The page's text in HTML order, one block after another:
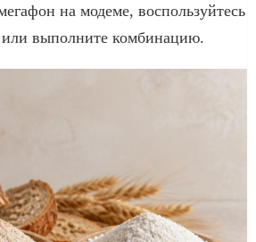
на модеме, воспользуйтесь
выполните комбинацию.